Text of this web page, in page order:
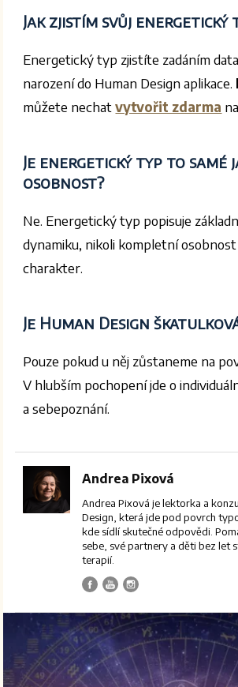
Jak zjistím svůj energetický
Energetický typ zjistíte zadáním
narození do Human Design aplikace.
můžete nechatvytvořit zdarma
Je energetický typ to samé
osobnost?
Ne. Energetický typ popisuje
dynamiku, nikoli kompletní
charakter.
Je Human Design
Pouze pokud u něj zůstaneme na
V hlubším pochopení jde o
a sebepoznání.
Andrea Pixová
Andrea Pixová je lektorka a
Design, která jde pod povrch
kde sídlí skutečné odpovědi.
sebe, své partnery a děti bez let
terapií.